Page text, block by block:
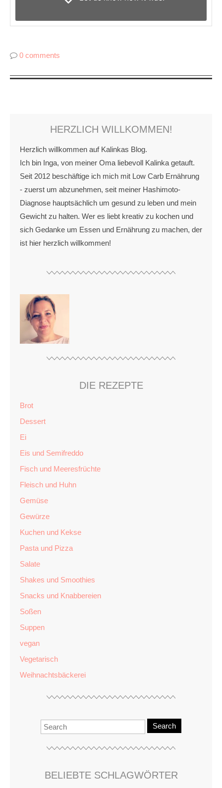
0 comments
HERZLICH WILLKOMMEN!
Herzlich willkommen auf Kalinkas Blog.
Ich bin Inga, von meiner Oma liebevoll Kalinka getauft.
Seit 2012 beschäftige ich mich mit Low Carb Ernährung
- zuerst um abzunehmen, seit meiner Hashimoto-
Diagnose hauptsächlich um gesund zu leben und mein
Gewicht zu halten. Wer es liebt kreativ zu kochen und
sich Gedanke um Essen und Ernährung zu machen, der
ist hier herzlich willkommen!
DIE REZEPTE
Brot
Dessert
Ei
Eis und Semifreddo
Fisch und Meeresfrüchte
Fleisch und Huhn
Gemüse
Gewürze
Kuchen und Kekse
Pasta und Pizza
Salate
Shakes und Smoothies
Snacks und Knabbereien
Soßen
Suppen
vegan
Vegetarisch
Weihnachtsbäckerei
Search
BELIEBTE SCHLAGWÖRTER